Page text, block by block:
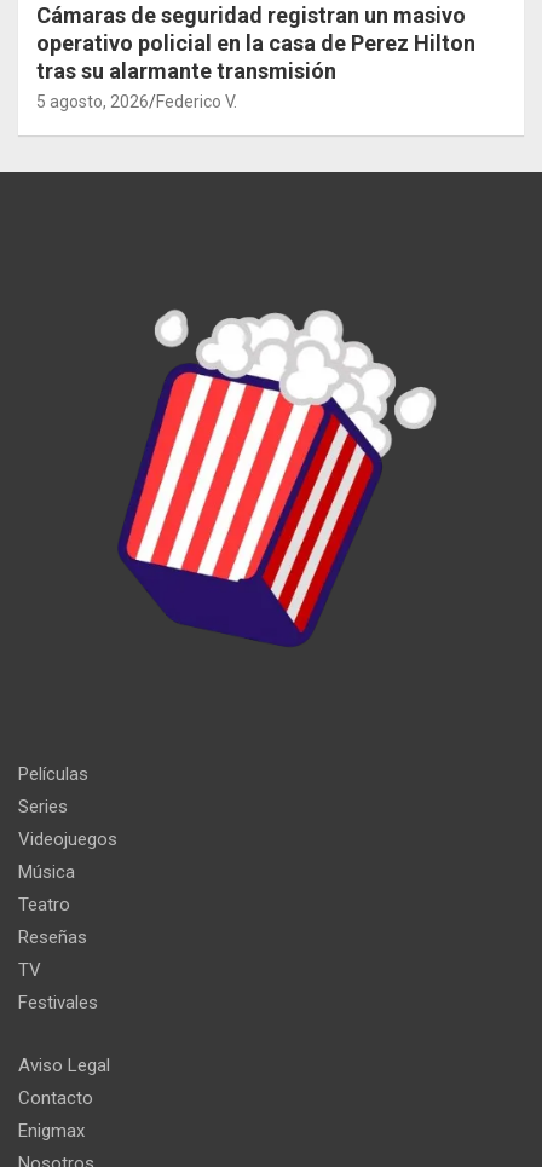
Cámaras de seguridad registran un masivo
operativo policial en la casa de Perez Hilton
tras su alarmante transmisión
5 agosto, 2026 Federico V.
Películas
Series
Videojuegos
Música
Teatro
Reseñas
TV
Festivales
Aviso Legal
Contacto
Enigmax